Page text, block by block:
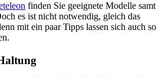
finden Sie geeignete Modelle samt
es ist nicht notwendig, gleich das
mit ein paar Tipps lassen sich auch so